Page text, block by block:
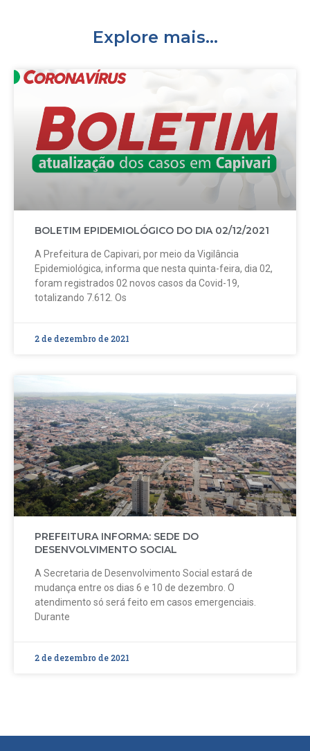
Explore mais...
BOLETIM EPIDEMIOLÓGICO DO DIA 02/12/2021
A Prefeitura de Capivari, por meio da Vigilância
Epidemiológica, informa que nesta quinta-feira, dia 02,
foram registrados 02 novos casos da Covid-19,
totalizando 7.612. Os
2 de dezembro de 2021
PREFEITURA INFORMA: SEDE DO
DESENVOLVIMENTO SOCIAL
A Secretaria de Desenvolvimento Social estará de
mudança entre os dias 6 e 10 de dezembro. O
atendimento só será feito em casos emergenciais.
Durante
2 de dezembro de 2021